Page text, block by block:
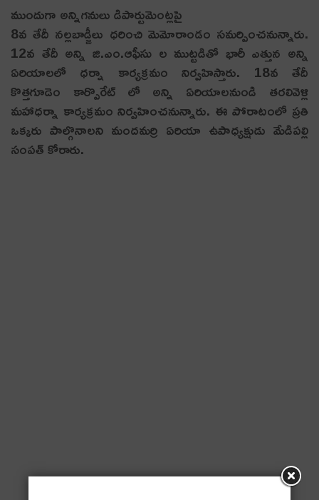
ముందుగా అన్నిగనులు డిపార్టుమెంట్లపై
8వ తేదీ నల్లబాడ్జీలు ధరించి మెమోరాండం సమర్పించనున్నారు.
12వ తేదీ అన్ని జి.ఎం.ఆఫీసు ల ముట్టడితో భారీ ఎత్తున అన్ని
ఏరియాలలో ధర్నా కార్యక్రమం నిర్వహిస్తారు. 18వ తేదీ
కొత్తగూడెం కార్పొరేట్ లో అన్ని ఏరియాలనుండి తరలివెళ్లి
మహాధర్నా కార్యక్రమం నిర్వహించనున్నారు. ఈ పోరాటంలో ప్రతి
ఒక్కరు పాల్గొనాలని మందమర్రి ఏరియా ఉపాధ్యక్షుడు మేడిపల్లి
సంపత్ కోరారు.